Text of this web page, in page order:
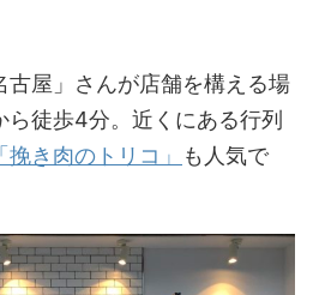
古屋」さんが店舗を構える場
ら徒歩4分。近くにある行列
挽き肉のトリコ」
も人気で